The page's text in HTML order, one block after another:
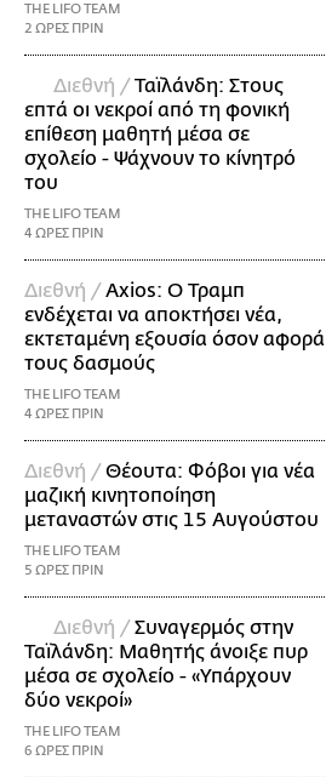
THE LIFO TEAM
2 ΩΡΕΣ ΠΡΙΝ
Διεθνή /Ταϊλάνδη: Στους
επτά οι νεκροί από τη φονική
επίθεση μαθητή μέσα σε
σχολείο - Ψάχνουν το κίνητρό
του
THE LIFO TEAM
4 ΩΡΕΣ ΠΡΙΝ
Διεθνή /Axios: Ο Τραμπ
ενδέχεται να αποκτήσει νέα,
εκτεταμένη εξουσία όσον αφορά
τους δασμούς
THE LIFO TEAM
4 ΩΡΕΣ ΠΡΙΝ
Διεθνή /Θέουτα: Φόβοι για νέα
μαζική κινητοποίηση
μεταναστών στις 15 Αυγούστου
THE LIFO TEAM
5 ΩΡΕΣ ΠΡΙΝ
Διεθνή /Συναγερμός στην
Ταϊλάνδη: Μαθητής άνοιξε πυρ
μέσα σε σχολείο - «Υπάρχουν
δύο νεκροί»
THE LIFO TEAM
6 ΩΡΕΣ ΠΡΙΝ